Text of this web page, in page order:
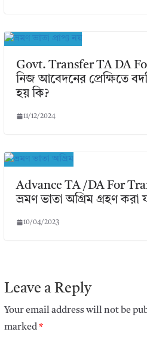
Govt. Transfer TA DA
নিজ আবেদনের প্রেক্ষিতে
হয় কি?
11/12/2024
Advance TA /DA For
ভ্রমণ ভাতা অগ্রিম গ্রহণ করা
10/04/2023
Leave a Reply
Your email address will not be
marked*